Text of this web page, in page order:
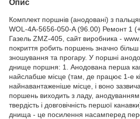
Опис
Комплект поршнів (анодовані) з
WOL-4A-5656-050-A (96.00) Ремонт 1
Газель ZMZ-405, сайт виробника -
покриття робить поршень значно більш
зношування та прогару. У поршні
днище поршня: 1. Анодована перша
найслабше місце (там, де працює 1-е
найнавантаженіше місце, і воно
поршень виходить з ладу, анодуванням
твердість і довговічність першої
днища - це посилення насамперед